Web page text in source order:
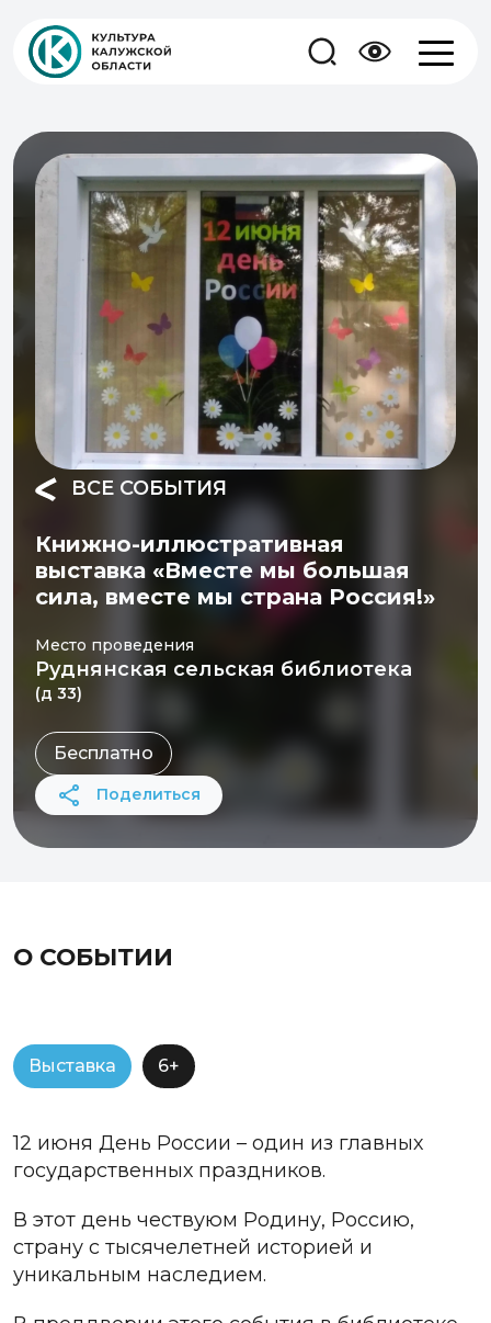
ВСЕ СОБЫТИЯ
Книжно-иллюстративная
выставка «Вместе мы большая
сила, вместе мы страна Россия!»
Место проведения
Руднянская сельская библиотека
(д 33)
Бесплатно
Поделиться
О СОБЫТИИ
Выставка 6+
12 июня День России – один из главных
государственных праздников.
В этот день чествуюм Родину, Россию,
страну с тысячелетней историей и
уникальным наследием.